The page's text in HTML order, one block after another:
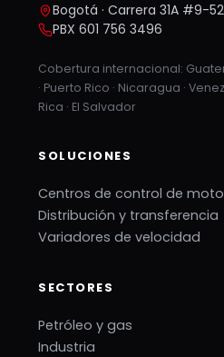
Bogotá · Carrera 31A #9-
PBX 601 756 3496
Cobertura internacional:
· Puerto Rico · Nicaragua ·
Rica · El Salvador
SOLUCIONES
Centros de control de
Distribución y transferencia
Variadores de velocidad
SECTORES
Petróleo y gas
Industria